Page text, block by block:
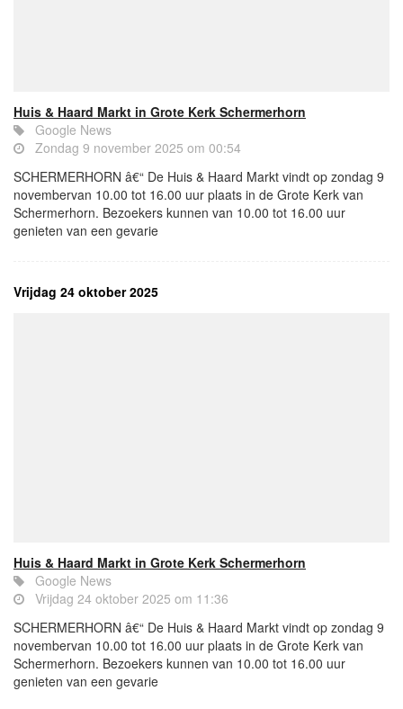
Huis & Haard Markt in Grote Kerk Schermerhorn
Google News
Zondag 9 november 2025 om 00:54
SCHERMERHORN â€“ De Huis & Haard Markt vindt op zondag 9
novembervan 10.00 tot 16.00 uur plaats in de Grote Kerk van
Schermerhorn. Bezoekers kunnen van 10.00 tot 16.00 uur
genieten van een gevarie
Vrijdag 24 oktober 2025
Huis & Haard Markt in Grote Kerk Schermerhorn
Google News
Vrijdag 24 oktober 2025 om 11:36
SCHERMERHORN â€“ De Huis & Haard Markt vindt op zondag 9
novembervan 10.00 tot 16.00 uur plaats in de Grote Kerk van
Schermerhorn. Bezoekers kunnen van 10.00 tot 16.00 uur
genieten van een gevarie